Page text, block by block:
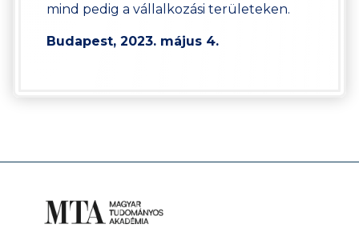
mind pedig a vállalkozási területeken.
Budapest, 2023. május 4.